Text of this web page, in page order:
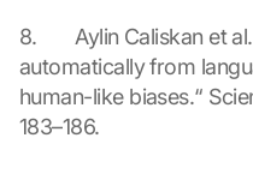
8.       Aylin Caliskan
automatically from
human-like biases.“
183–186.
a
n
s